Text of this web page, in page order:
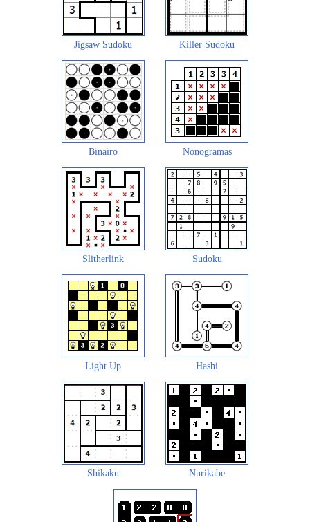
Jigsaw Sudoku Killer Sudoku
Binairo Nonogramas
Slitherlink Sudoku
Light Up Hashi
Shikaku Nurikabe